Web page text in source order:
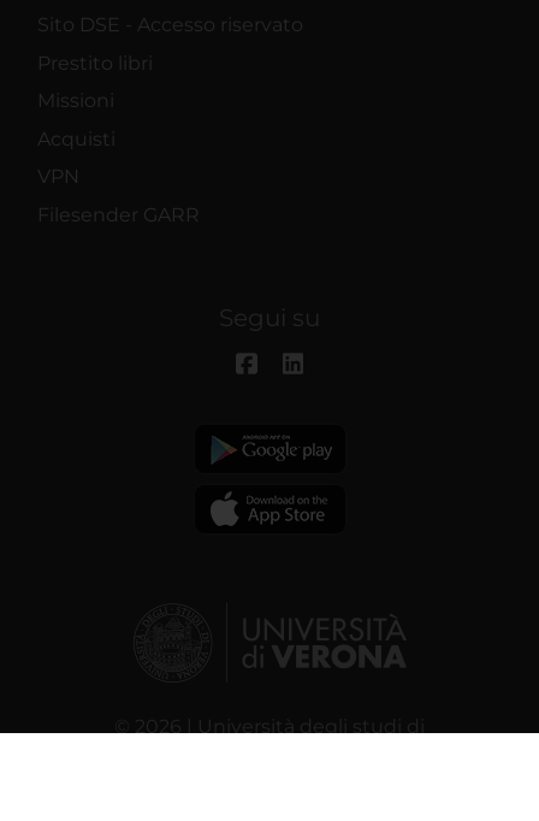
Sito DSE - Accesso riservato
Prestito libri
Missioni
Acquisti
VPN
Filesender GARR
Segui su
© 2026 | Università degli studi di